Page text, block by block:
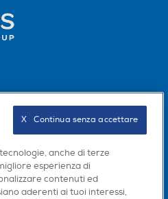
anche di terze
esperienza di
contenuti ed
aderenti ai tuoi interessi,
X   Continua senza accettare